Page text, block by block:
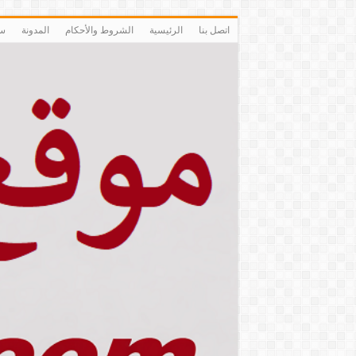
اتصل بنا الرئيسية الشروط والأحكام المدونة